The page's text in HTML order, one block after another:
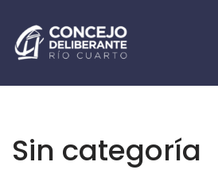
Ir
al
Sin categoría